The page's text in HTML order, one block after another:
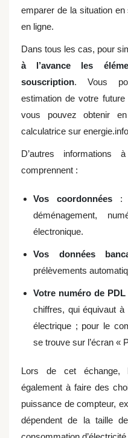
emparer de la situation en
en ligne.
Dans tous les cas, pour
à l’avance les
souscription. Vous
estimation de votre
vous pouvez obtenir
calculatrice sur
D’autres
comprennent :
Vos coordonnées:
déménagement,
électronique.
Vos données
prélèvements
Votre numéro de PDL
chiffres, qui équivaut à
électrique ; pour le
se trouve sur l’écran «
Lors de cet échange,
également à faire des
puissance de compteur,
dépendent de la taille